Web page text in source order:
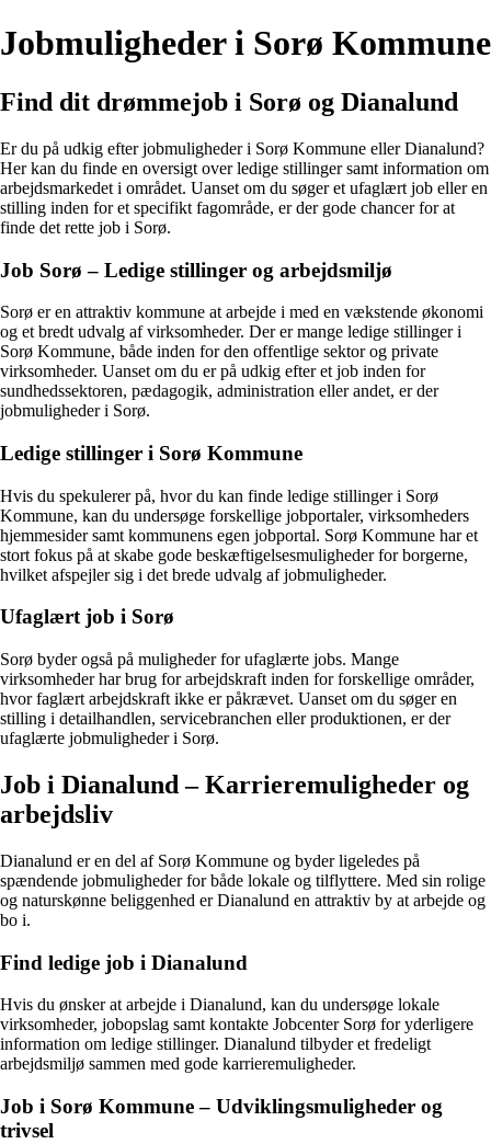
Jobmuligheder i Sorø Kommune
Find dit drømmejob i Sorø og Dianalund
Er du på udkig efter jobmuligheder i Sorø Kommune eller Dianalund?
Her kan du finde en oversigt over ledige stillinger samt information om
arbejdsmarkedet i området. Uanset om du søger et ufaglært job eller en
stilling inden for et specifikt fagområde, er der gode chancer for at
finde det rette job i Sorø.
Job Sorø – Ledige stillinger og arbejdsmiljø
Sorø er en attraktiv kommune at arbejde i med en vækstende økonomi
og et bredt udvalg af virksomheder. Der er mange ledige stillinger i
Sorø Kommune, både inden for den offentlige sektor og private
virksomheder. Uanset om du er på udkig efter et job inden for
sundhedssektoren, pædagogik, administration eller andet, er der
jobmuligheder i Sorø.
Ledige stillinger i Sorø Kommune
Hvis du spekulerer på, hvor du kan finde ledige stillinger i Sorø
Kommune, kan du undersøge forskellige jobportaler, virksomheders
hjemmesider samt kommunens egen jobportal. Sorø Kommune har et
stort fokus på at skabe gode beskæftigelsesmuligheder for borgerne,
hvilket afspejler sig i det brede udvalg af jobmuligheder.
Ufaglært job i Sorø
Sorø byder også på muligheder for ufaglærte jobs. Mange
virksomheder har brug for arbejdskraft inden for forskellige områder,
hvor faglært arbejdskraft ikke er påkrævet. Uanset om du søger en
stilling i detailhandlen, servicebranchen eller produktionen, er der
ufaglærte jobmuligheder i Sorø.
Job i Dianalund – Karrieremuligheder og
arbejdsliv
Dianalund er en del af Sorø Kommune og byder ligeledes på
spændende jobmuligheder for både lokale og tilflyttere. Med sin rolige
og naturskønne beliggenhed er Dianalund en attraktiv by at arbejde og
bo i.
Find ledige job i Dianalund
Hvis du ønsker at arbejde i Dianalund, kan du undersøge lokale
virksomheder, jobopslag samt kontakte Jobcenter Sorø for yderligere
information om ledige stillinger. Dianalund tilbyder et fredeligt
arbejdsmiljø sammen med gode karrieremuligheder.
Job i Sorø Kommune – Udviklingsmuligheder og
trivsel